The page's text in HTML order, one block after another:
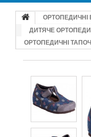
ОРТОПЕДИЧНІ
ДИТЯЧЕ
ОРТОПЕДИЧНІ